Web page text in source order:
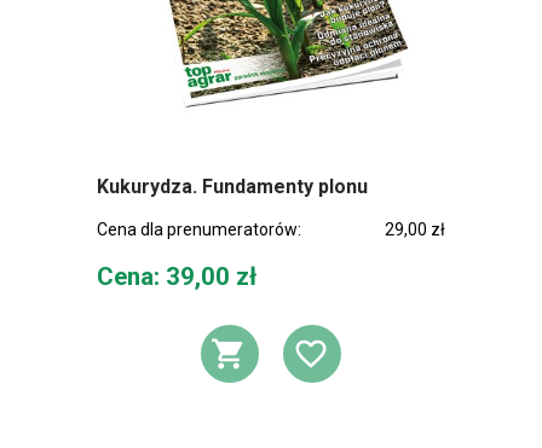
Kukurydza. Fundamenty plonu
Cena dla prenumeratorów: 29,00 zł
Cena
Cena: 39,00 zł
DODAJ DO
DODAJ DO